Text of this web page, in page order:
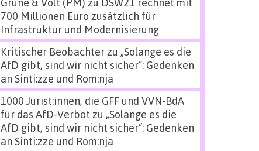
Grüne & Volt (PM) zu DSW21 rechnet mit
700 Millionen Euro zusätzlich für
Infrastruktur und Modernisierung
Kritischer Beobachterzu „Solange es die
AfD gibt, sind wir nicht sicher“: Gedenken
an Sinti:zze und Rom:nja
1000 Jurist:innen, die GFF und VVN-BdA
für das AfD-Verbot zu „Solange es die
AfD gibt, sind wir nicht sicher“: Gedenken
an Sinti:zze und Rom:nja